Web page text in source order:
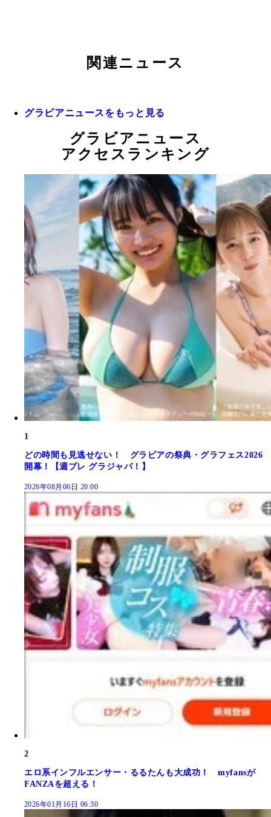
関連ニュース
グラビアニュースをもっと見る
グラビアニュース
アクセスランキング
1
どの時間も見逃せない！ グラビアの祭典・グラフェス2026
開幕！【週プレ グラジャパ！】
2026年08月06日 20:00
2
エロ系インフルエンサー・るるたんも大成功！ myfansが
FANZAを超える！
2026年01月16日 06:30